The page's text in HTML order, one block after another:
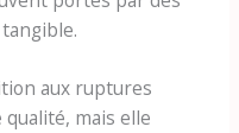
aux ruptures
mais elle